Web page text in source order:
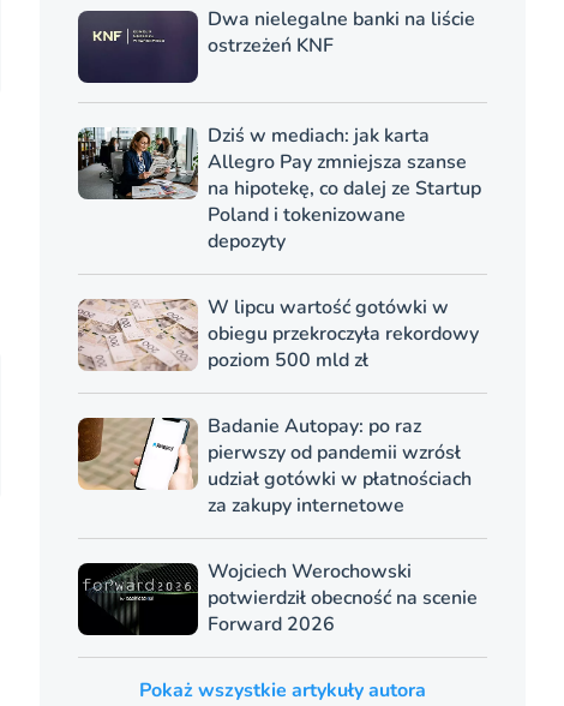
Dwa nielegalne banki na liście
ostrzeżeń KNF
Dziś w mediach: jak karta
Allegro Pay zmniejsza szanse
na hipotekę, co dalej ze Startup
Poland i tokenizowane
depozyty
W lipcu wartość gotówki w
obiegu przekroczyła rekordowy
poziom 500 mld zł
Badanie Autopay: po raz
pierwszy od pandemii wzrósł
udział gotówki w płatnościach
za zakupy internetowe
Wojciech Werochowski
potwierdził obecność na scenie
Forward 2026
Pokaż wszystkie artykuły autora